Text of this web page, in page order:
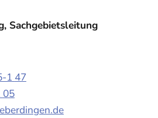
Sachgebietsleitung
1 47
05